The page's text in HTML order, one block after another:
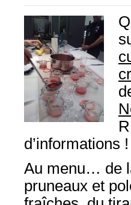
d’informations !
Au menu… de
pruneaux et